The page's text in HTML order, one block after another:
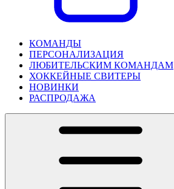
КОМАНДЫ
ПЕРСОНАЛИЗАЦИЯ
ЛЮБИТЕЛЬСКИМ КОМАНДАМ
ХОККЕЙНЫЕ СВИТЕРЫ
НОВИНКИ
РАСПРОДАЖА